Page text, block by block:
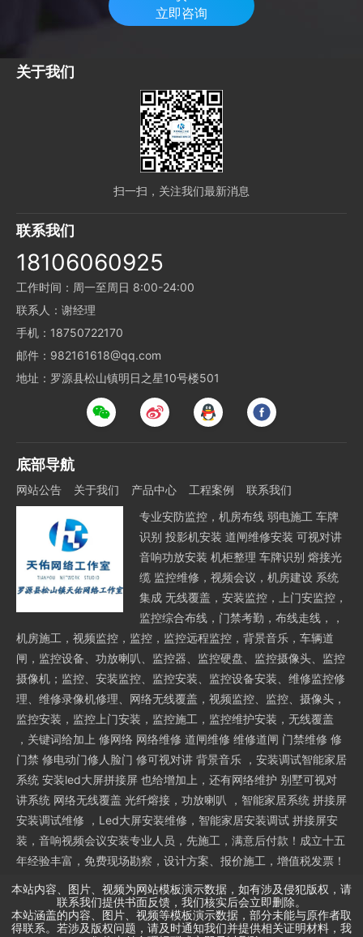
立即咨询
关于我们
扫一扫，关注我们最新消息
联系我们
18106060925
工作时间：周一至周日 8:00-24:00
联系人：谢经理
手机：18750722170
邮件：982161618@qq.com
地址：罗源县松山镇明日之星10号楼501
底部导航
网站公告 关于我们 产品中心 工程案例
联系我们
专业安防监控，机房布线 弱电施工 车牌
识别 投影机安装 道闸维修安装 可视对讲
音响功放安装 机柜整理 车牌识别 熔接光
缆 监控维修，视频会议，机房建设 系统
集成 无线覆盖，安装监控，上门安监控，
监控综合布线，门禁考勤，布线走线，，
机房施工，视频监控，监控，监控远程监控，背景音乐，车辆道
闸，监控设备、功放喇叭、监控器、监控硬盘、监控摄像头、监控
摄像机；监控、安装监控、监控安装、监控设备安装、维修监控修
理、维修录像机修理、网络无线覆盖，视频监控、监控、摄像头，
监控安装，监控上门安装，监控施工，监控维护安装，无线覆盖
，关键词给加上 修网络 网络维修 道闸维修 维修道闸 门禁维修 修
门禁 修电动门修人脸门 修可视对讲 背景音乐 ，安装调试智能家居
系统 安装led大屏拼接屏 也给增加上，还有网络维护 别墅可视对
讲系统 网络无线覆盖 光纤熔接，功放喇叭 ，智能家居系统 拼接屏
安装调试维修 ，Led大屏安装维修，智能家居安装调试 拼接屏安
装，音响视频会议安装专业人员，先施工，满意后付款！成立十五
年经验丰富，免费现场勘察，设计方案、报价施工，增值税发票！
本站内容、图片、视频为网站模板演示数据，如有涉及侵犯版权，请
联系我们提供书面反馈，我们核实后会立即删除。
本站涵盖的内容、图片、视频等模板演示数据，部分未能与原作者取
得联系。若涉及版权问题，请及时通知我们并提供相关证明材料，我